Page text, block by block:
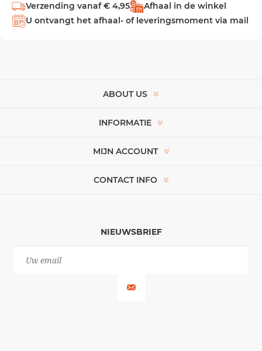
Verzending vanaf € 4,95
Afhaal in de winkel
U ontvangt het afhaal- of leveringsmoment via mail
ABOUT US
INFORMATIE
MIJN ACCOUNT
CONTACT INFO
NIEUWSBRIEF